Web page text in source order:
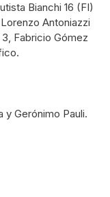
Bianchi 16 (FI)
Antoniazzi
Fabricio Gómez
y Gerónimo Pauli.